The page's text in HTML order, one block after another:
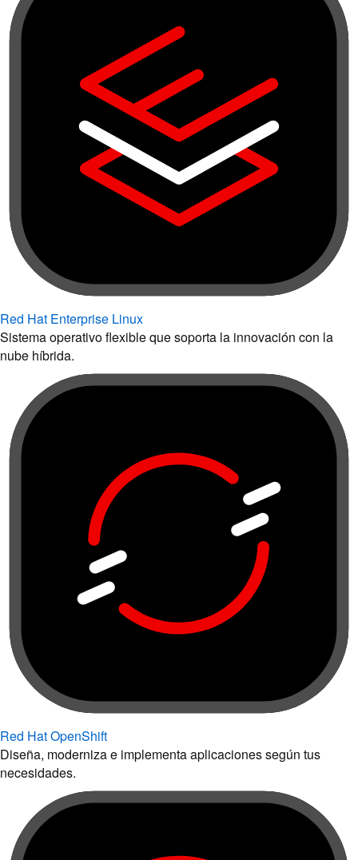
Red Hat Enterprise Linux
Sistema operativo flexible que soporta la innovación con la
nube híbrida.
Red Hat OpenShift
Diseña, moderniza e implementa aplicaciones según tus
necesidades.